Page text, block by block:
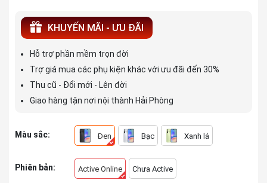
KHUYẾN MÃI - ƯU ĐÃI
Hỗ trợ phần mềm trọn đời
Trợ giá mua các phụ kiện khác với ưu đãi đến 30%
Thu cũ - Đổi mới - Lên đời
Giao hàng tận nơi nội thành Hải Phòng
Màu sắc: Đen Bạc Xanh lá
Phiên bản: Active Online Chưa Active